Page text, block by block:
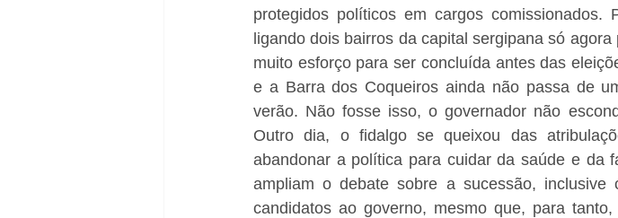
protegidos políticos em cargos
ligando dois bairros da capital sergipana só
muito esforço para ser concluída antes das
e a Barra dos Coqueiros ainda não passa de
verão. Não fosse isso, o governador não
Outro dia, o fidalgo se queixou das
abandonar a política para cuidar da saúde e da
ampliam o debate sobre a sucessão,
candidatos ao governo, mesmo que, para